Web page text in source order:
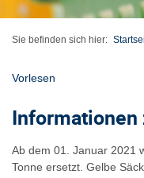
Sie befinden sich hier:
Vorlesen
Informationen
Ab dem 01. Januar 2021
Tonne ersetzt. Gelbe